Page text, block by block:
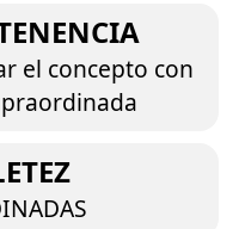
el concepto con